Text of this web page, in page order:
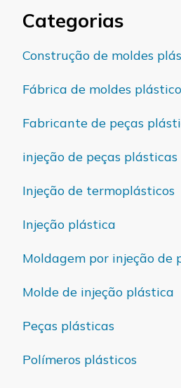
Categorias
Construção de moldes
Fábrica de moldes
Fabricante de peças
injeção de peças plásticas
Injeção de termoplásticos
Injeção plástica
Moldagem por injeção de
Molde de injeção plástica
Peças plásticas
Polímeros plásticos